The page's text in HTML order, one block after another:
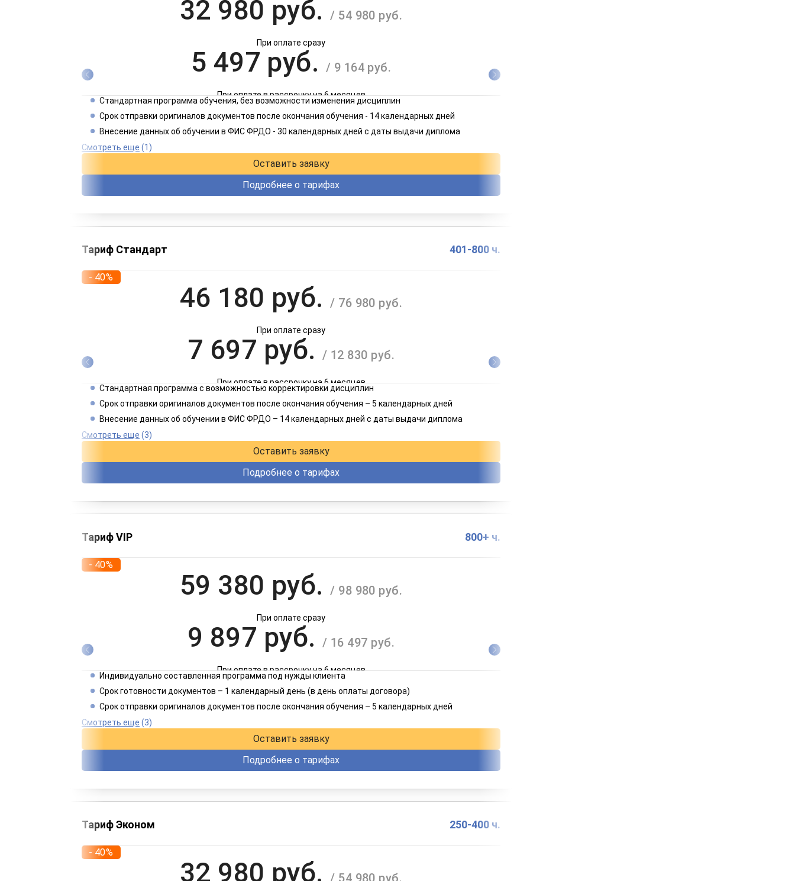
32 980 руб./ 54 980 руб.
При оплате сразу
5 497 руб. / 9 164 руб.
При оплате в рассрочку на 6 месяцев
2 749 руб./ 4 582 руб.
Стандартная программа обучения, без возможности изменения дисциплин
Срок отправки оригиналов документов после окончания обучения - 14 календарных дней
Внесение данных об обучении в ФИС ФРДО - 30 календарных дней с даты выдачи диплома
Смотреть еще (1)
Оставить заявку
Подробнее о тарифах
Тариф Стандарт 401-800 ч.
- 40%
46 180 руб./ 76 980 руб.
При оплате сразу
7 697 руб./ 12 830 руб.
При оплате в рассрочку на 6 месяцев
3 849 руб./ 6 415 руб.
Стандартная программа с возможностью корректировки дисциплин
Срок отправки оригиналов документов после окончания обучения – 5 календарных дней
Внесение данных об обучении в ФИС ФРДО – 14 календарных дней с даты выдачи диплома
Смотреть еще (3)
Оставить заявку
Подробнее о тарифах
Тариф VIP 800+ ч.
- 40%
59 380 руб./ 98 980 руб.
При оплате сразу
9 897 руб./ 16 497 руб.
При оплате в рассрочку на 6 месяцев
4 949 руб./ 8 249 руб.
Индивидуально составленная программа под нужды клиента
Срок готовности документов – 1 календарный день (в день оплаты договора)
Срок отправки оригиналов документов после окончания обучения – 5 календарных дней
Смотреть еще (3)
Оставить заявку
Подробнее о тарифах
Тариф Эконом 250-400 ч.
- 40%
32 980 руб. / 54 980 руб.